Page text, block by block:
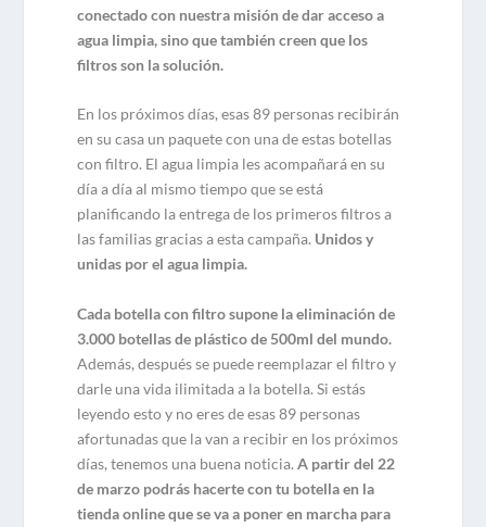
conectado con nuestra misión de dar acceso a
agua limpia, sino que también creen que los
filtros son la solución.
En los próximos días, esas 89 personas recibirán
en su casa un paquete con una de estas botellas
con filtro. El agua limpia les acompañará en su
día a día al mismo tiempo que se está
planificando la entrega de los primeros filtros a
las familias gracias a esta campaña. Unidos y
unidas por el agua limpia.
Cada botella con filtro supone la eliminación de
3.000 botellas de plástico de 500ml del mundo.
Además, después se puede reemplazar el filtro y
darle una vida ilimitada a la botella. Si estás
leyendo esto y no eres de esas 89 personas
afortunadas que la van a recibir en los próximos
días, tenemos una buena noticia. A partir del 22
de marzo podrás hacerte con tu botella en la
tienda online que se va a poner en marcha para